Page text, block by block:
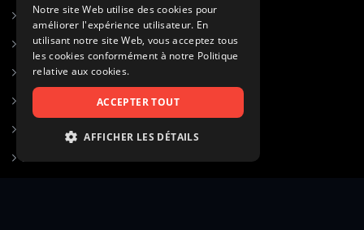
Questions fréquentes
Poster une annonce
Actualités
Voir le hall of fame
Notre site Web utilise des cookies pour
améliorer l'expérience utilisateur. En
utilisant notre site Web, vous acceptez tous
les cookies conformément à notre Politique
relative aux cookies.
ACCEPTER TOUT
AFFICHER LES DÉTAILS